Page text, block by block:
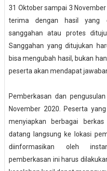
31 Oktober sampai 3
terima dengan hasil yang
sanggahan atau protes
Sanggahan yang ditujukan
bisa mengubah hasil, bukan
peserta akan mendapat
Pemberkasan dan
November 2020. Peserta
menyiapkan berbagai
datang langsung ke lokasi
diinformasikan oleh
pemberkasan ini harus